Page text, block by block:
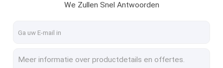
Trillingstestmachine
Testkamers
We Zullen Snel Antwoorden